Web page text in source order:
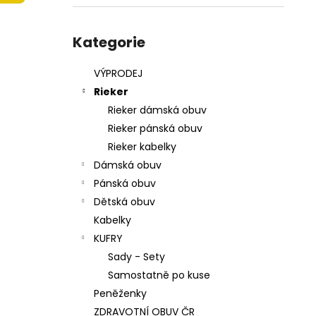
kategorie
Kategorie
VÝPRODEJ
Rieker
Rieker dámská obuv
Rieker pánská obuv
Rieker kabelky
Dámská obuv
Pánská obuv
Dětská obuv
Kabelky
KUFRY
Sady - Sety
Samostatně po kuse
Peněženky
ZDRAVOTNÍ OBUV ČR
699 Kč